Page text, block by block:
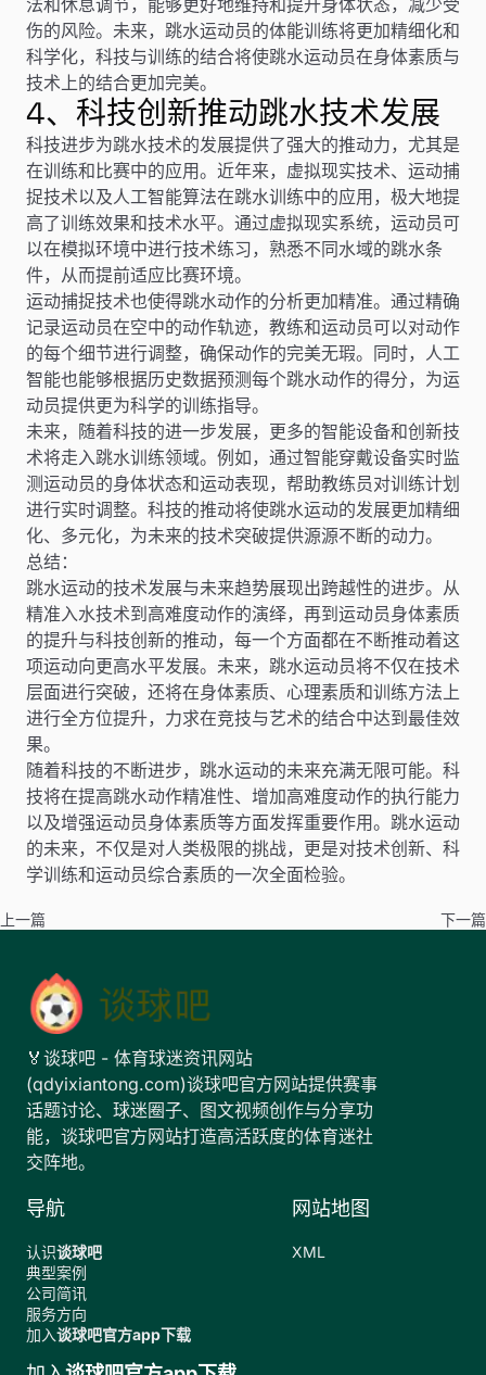
法和休息调节，能够更好地维持和提升身体状态，减少受
伤的风险。未来，跳水运动员的体能训练将更加精细化和
科学化，科技与训练的结合将使跳水运动员在身体素质与
技术上的结合更加完美。
4、科技创新推动跳水技术发展
科技进步为跳水技术的发展提供了强大的推动力，尤其是
在训练和比赛中的应用。近年来，虚拟现实技术、运动捕
捉技术以及人工智能算法在跳水训练中的应用，极大地提
高了训练效果和技术水平。通过虚拟现实系统，运动员可
以在模拟环境中进行技术练习，熟悉不同水域的跳水条
件，从而提前适应比赛环境。
运动捕捉技术也使得跳水动作的分析更加精准。通过精确
记录运动员在空中的动作轨迹，教练和运动员可以对动作
的每个细节进行调整，确保动作的完美无瑕。同时，人工
智能也能够根据历史数据预测每个跳水动作的得分，为运
动员提供更为科学的训练指导。
未来，随着科技的进一步发展，更多的智能设备和创新技
术将走入跳水训练领域。例如，通过智能穿戴设备实时监
测运动员的身体状态和运动表现，帮助教练员对训练计划
进行实时调整。科技的推动将使跳水运动的发展更加精细
化、多元化，为未来的技术突破提供源源不断的动力。
总结：
跳水运动的技术发展与未来趋势展现出跨越性的进步。从
精准入水技术到高难度动作的演绎，再到运动员身体素质
的提升与科技创新的推动，每一个方面都在不断推动着这
项运动向更高水平发展。未来，跳水运动员将不仅在技术
层面进行突破，还将在身体素质、心理素质和训练方法上
进行全方位提升，力求在竞技与艺术的结合中达到最佳效
果。
随着科技的不断进步，跳水运动的未来充满无限可能。科
技将在提高跳水动作精准性、增加高难度动作的执行能力
以及增强运动员身体素质等方面发挥重要作用。跳水运动
的未来，不仅是对人类极限的挑战，更是对技术创新、科
学训练和运动员综合素质的一次全面检验。
上一篇 下一篇
🏅谈球吧 - 体育球迷资讯网站
(qdyixiantong.com)谈球吧官方网站提供赛事
话题讨论、球迷圈子、图文视频创作与分享功
能，谈球吧官方网站打造高活跃度的体育迷社
交阵地。
导航
认识谈球吧
典型案例
公司简讯
服务方向
加入谈球吧官方app下载
网站地图
XML